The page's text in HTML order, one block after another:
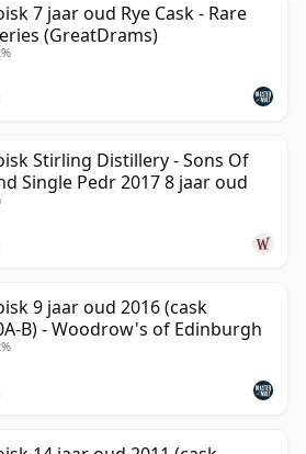
7 jaar oud Rye Cask - Rare
(GreatDrams)
Stirling Distillery - Sons Of
Single Pedr 2017 8 jaar oud
9 jaar oud 2016 (cask
B) - Woodrow's of Edinburgh